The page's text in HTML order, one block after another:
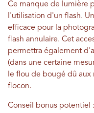
Ce manque de lumière
l'utilisation d'un flash.
efficace pour la
flash annulaire. Cet
permettra également
(dans une certaine
le flou de bougé dû
flocon.
Conseil bonus potentiel